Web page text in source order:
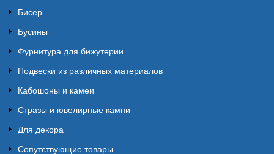
Бисер
Бусины
Фурнитура для бижутерии
Подвески из различных материалов
Кабошоны и камеи
Стразы и ювелирные камни
Для декора
Сопутствующие товары